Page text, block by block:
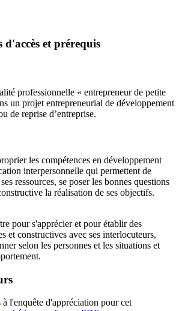
et prérequis
professionnelle « entrepreneur de petite
un projet entrepreneurial de développement
de reprise d’entreprise.
les compétences en développement
interpersonnelle qui permettent de
ressources, se poser les bonnes questions
la réalisation de ses objectifs.
pour s'apprécier et pour établir des
et constructives avec ses interlocuteurs,
selon les personnes et les situations et
à l'enquête d'appréciation pour cet